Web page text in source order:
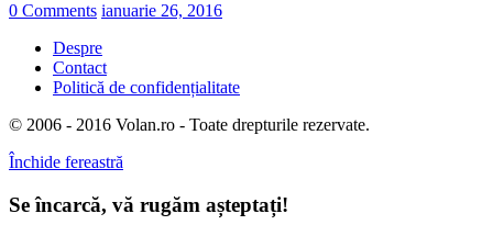
0 Comments ianuarie 26, 2016
Despre
Contact
Politică de confidențialitate
© 2006 - 2016 Volan.ro - Toate drepturile rezervate.
Închide fereastră
Se încarcă, vă rugăm așteptați!